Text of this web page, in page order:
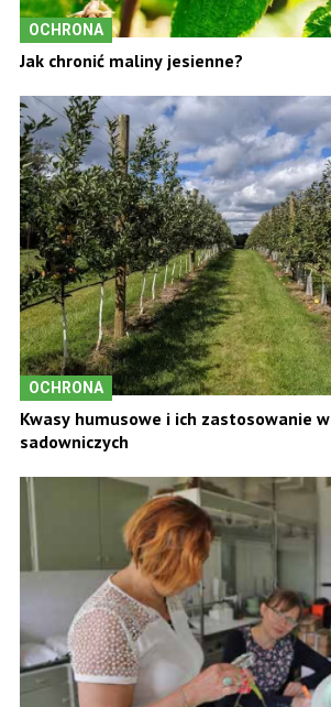
OCHRONA
Jak chronić maliny jesienne?
OCHRONA
Kwasy humusowe i ich zastosowanie
sadowniczych